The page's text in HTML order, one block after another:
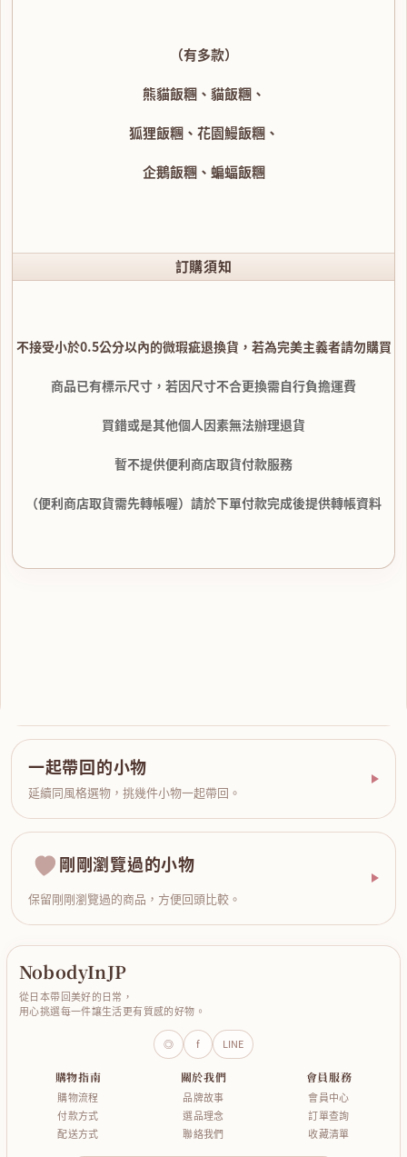
（有多款）
熊貓飯糰、貓飯糰、
狐狸飯糰、花園鰻飯糰、
企鵝飯糰、蝙蝠飯糰
訂購須知
不接受小於0.5公分以內的微瑕疵退換貨，若為完美主義者請勿購買
商品已有標示尺寸，若因尺寸不合更換需自行負擔運費
買錯或是其他個人因素無法辦理退貨
暫不提供便利商店取貨付款服務
（便利商店取貨需先轉帳喔）請於下單付款完成後提供轉帳資料
一起帶回的小物
延續同風格選物，挑幾件小物一起帶回。
剛剛瀏覽過的小物
保留剛剛瀏覽過的商品，方便回頭比較。
NobodyInJP
從日本帶回美好的日常，
用心挑選每一件讓生活更有質感的好物。
◎ f LINE
購物指南
購物流程
付款方式
配送方式
關於我們
品牌故事
選品理念
聯絡我們
會員服務
會員中心
訂單查詢
收藏清單